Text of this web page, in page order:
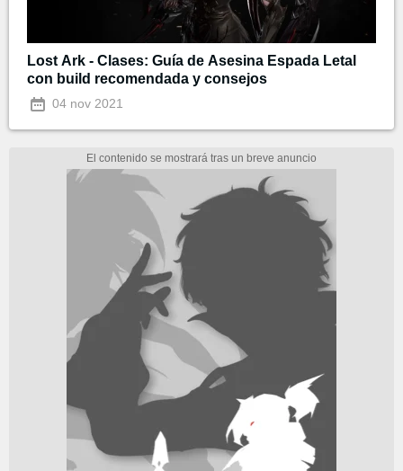
Lost Ark - Clases: Guía de Asesina Espada Letal
con build recomendada y consejos
04 nov 2021